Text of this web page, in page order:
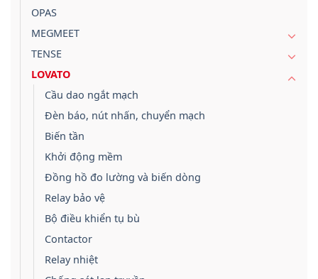
OPAS
MEGMEET
TENSE
LOVATO
Cầu dao ngắt mạch
Đèn báo, nút nhấn, chuyển mạch
Biến tần
Khởi động mềm
Đồng hồ đo lường và biến dòng
Relay bảo vệ
Bộ điều khiển tụ bù
Contactor
Relay nhiệt